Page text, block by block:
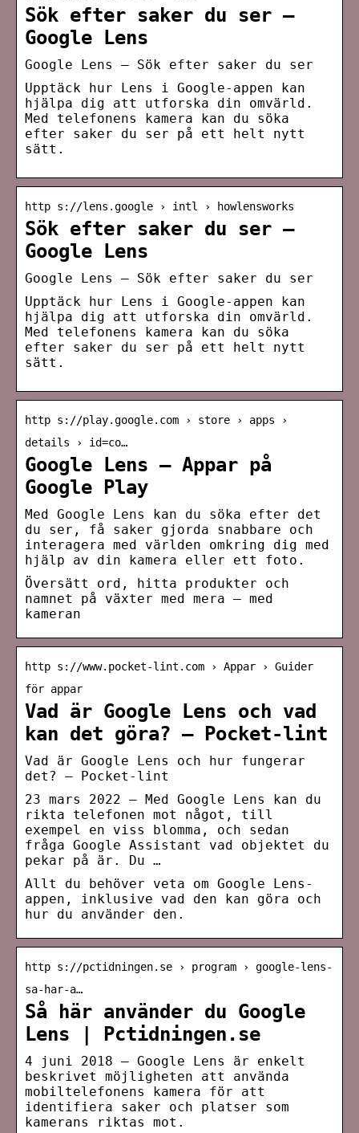
Sök efter saker du ser –
Google Lens
Google Lens – Sök efter saker du ser
Upptäck hur Lens i Google-appen kan
hjälpa dig att utforska din omvärld.
Med telefonens kamera kan du söka
efter saker du ser på ett helt nytt
sätt.
http s://lens.google › intl › howlensworks
Sök efter saker du ser –
Google Lens
Google Lens – Sök efter saker du ser
Upptäck hur Lens i Google-appen kan
hjälpa dig att utforska din omvärld.
Med telefonens kamera kan du söka
efter saker du ser på ett helt nytt
sätt.
http s://play.google.com › store › apps ›
details › id=co…
Google Lens – Appar på
Google Play
Med Google Lens kan du söka efter det
du ser, få saker gjorda snabbare och
interagera med världen omkring dig med
hjälp av din kamera eller ett foto.
Översätt ord, hitta produkter och
namnet på växter med mera – med
kameran
http s://www.pocket-lint.com › Appar › Guider
för appar
Vad är Google Lens och vad
kan det göra? – Pocket-lint
Vad är Google Lens och hur fungerar
det? – Pocket-lint
23 mars 2022 — Med Google Lens kan du
rikta telefonen mot något, till
exempel en viss blomma, och sedan
fråga Google Assistant vad objektet du
pekar på är. Du …
Allt du behöver veta om Google Lens-
appen, inklusive vad den kan göra och
hur du använder den.
http s://pctidningen.se › program › google-lens-
sa-har-a…
Så här använder du Google
Lens | Pctidningen.se
4 juni 2018 — Google Lens är enkelt
beskrivet möjligheten att använda
mobiltelefonens kamera för att
identifiera saker och platser som
kamerans riktas mot.